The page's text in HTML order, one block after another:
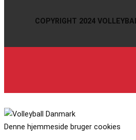
COPYRIGHT 2024
Denne hjemmeside bruger cookies